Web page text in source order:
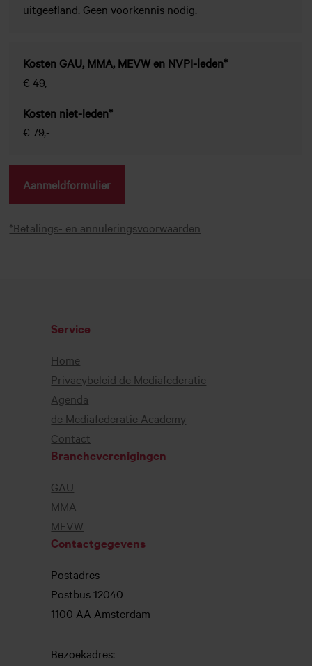
uitgeefland. Geen voorkennis nodig.
Kosten GAU, MMA, MEVW en NVPI-leden*
€ 49,-
Kosten niet-leden*
€ 79,-
Aanmeldformulier
*Betalings- en annuleringsvoorwaarden
Service
Home
Privacybeleid de Mediafederatie
Agenda
de Mediafederatie Academy
Contact
Brancheverenigingen
GAU
MMA
MEVW
Contactgegevens
Postadres
Postbus 12040
1100 AA Amsterdam
Bezoekadres: